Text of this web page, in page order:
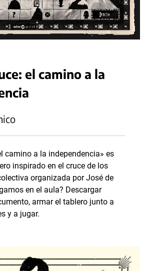
el camino a la
camino a la independencia» es
inspirado en el cruce de los
organizada por José de
en el aula? Descargar
armar el tablero junto a
y a jugar.